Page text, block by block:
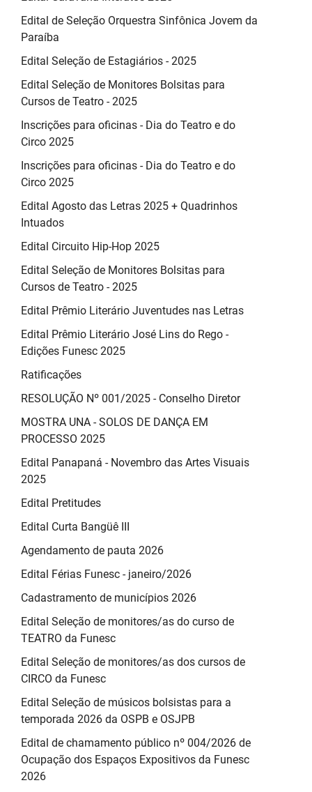
Edital de Seleção Orquestra Sinfônica Jovem da
Paraíba
Edital Seleção de Estagiários - 2025
Edital Seleção de Monitores Bolsitas para
Cursos de Teatro - 2025
Inscrições para oficinas - Dia do Teatro e do
Circo 2025
Inscrições para oficinas - Dia do Teatro e do
Circo 2025
Edital Agosto das Letras 2025 + Quadrinhos
Intuados
Edital Circuito Hip-Hop 2025
Edital Seleção de Monitores Bolsitas para
Cursos de Teatro - 2025
Edital Prêmio Literário Juventudes nas Letras
Edital Prêmio Literário José Lins do Rego -
Edições Funesc 2025
Ratificações
RESOLUÇÃO Nº 001/2025 - Conselho Diretor
MOSTRA UNA - SOLOS DE DANÇA EM
PROCESSO 2025
Edital Panapaná - Novembro das Artes Visuais
2025
Edital Pretitudes
Edital Curta Bangüê III
Agendamento de pauta 2026
Edital Férias Funesc - janeiro/2026
Cadastramento de municípios 2026
Edital Seleção de monitores/as do curso de
TEATRO da Funesc
Edital Seleção de monitores/as dos cursos de
CIRCO da Funesc
Edital Seleção de músicos bolsistas para a
temporada 2026 da OSPB e OSJPB
Edital de chamamento público nº 004/2026 de
Ocupação dos Espaços Expositivos da Funesc
2026